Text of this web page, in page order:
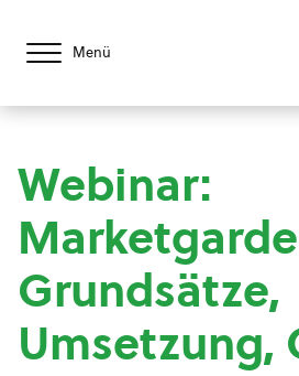
Menü
Webinar:
Grundsätze,
Umsetzung,